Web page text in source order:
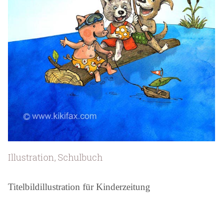
Illustration, Schulbuch
Titelbildillustration für Kinderzeitung